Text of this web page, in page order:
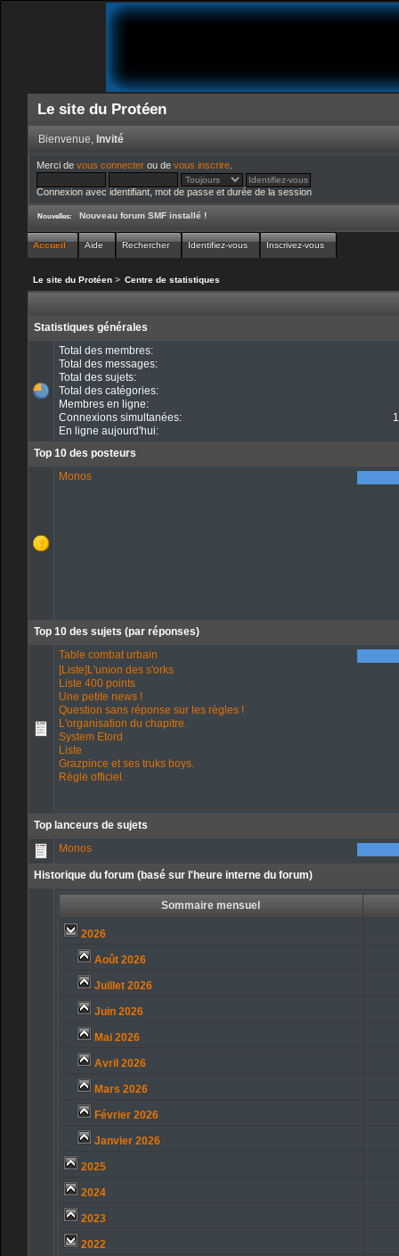
Le site du Protéen
Bienvenue, Invité
Merci de vous connecterou de vous inscrire.
Connexion avec identifiant, mot de passe et durée de la session
Nouvelles: Nouveau forum SMF installé !
Accueil Aide Rechercher Identifiez-vous Inscrivez-vous
Le site du Protéen > Centre de statistiques
Statistiques générales
Total des membres:
Total des messages:
Total des sujets:
Total des catégories:
Membres en ligne:
Connexions simultanées:
En ligne aujourd'hui:
Top 10 des posteurs
Monos
Top 10 des sujets (par réponses)
Table combat urbain
[Liste]L'union des s'orks
Liste 400 points
Une petite news !
Question sans réponse sur les règles !
L'organisation du chapitre.
System Etord
Liste
Grazpince et ses truks boys.
Règle officiel.
Top lanceurs de sujets
Monos
Historique du forum (basé sur l'heure interne du forum)
Sommaire mensuel
2026
Août 2026
Juillet 2026
Juin 2026
Mai 2026
Avril 2026
Mars 2026
Février 2026
Janvier 2026
2025
2024
2023
2022